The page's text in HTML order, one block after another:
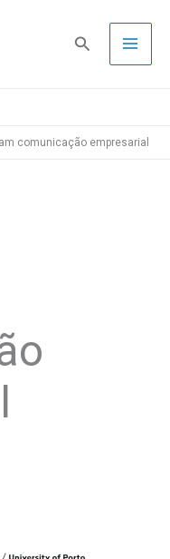
Pesquisa
comunicação empresarial